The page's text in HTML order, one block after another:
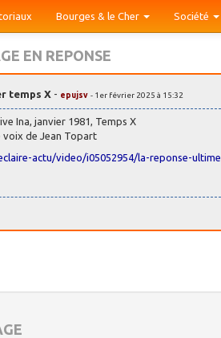
Bourges & le Cher Société
EN REPONSE
temps X - epujsv - 1er février 2025 à 15:32
Ina, janvier 1981, Temps X
voix de Jean Topart
actu/video/i05052954/la-reponse-ultime